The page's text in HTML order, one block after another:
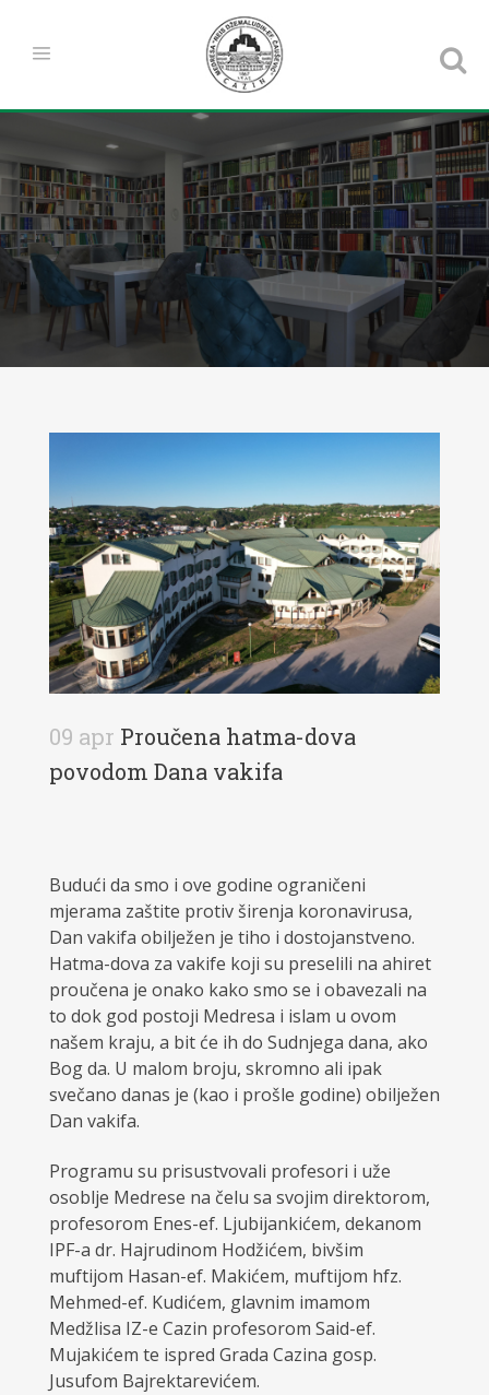
09 apr Proučena hatma-dova
povodom Dana vakifa
Budući da smo i ove godine ograničeni
mjerama zaštite protiv širenja koronavirusa,
Dan vakifa obilježen je tiho i dostojanstveno.
Hatma-dova za vakife koji su preselili na ahiret
proučena je onako kako smo se i obavezali na
to dok god postoji Medresa i islam u ovom
našem kraju, a bit će ih do Sudnjega dana, ako
Bog da. U malom broju, skromno ali ipak
svečano danas je (kao i prošle godine) obilježen
Dan vakifa.
Programu su prisustvovali profesori i uže
osoblje Medrese na čelu sa svojim direktorom,
profesorom Enes-ef. Ljubijankićem, dekanom
IPF-a dr. Hajrudinom Hodžićem, bivšim
muftijom Hasan-ef. Makićem, muftijom hfz.
Mehmed-ef. Kudićem, glavnim imamom
Medžlisa IZ-e Cazin profesorom Said-ef.
Mujakićem te ispred Grada Cazina gosp.
Jusufom Bajrektarevićem.